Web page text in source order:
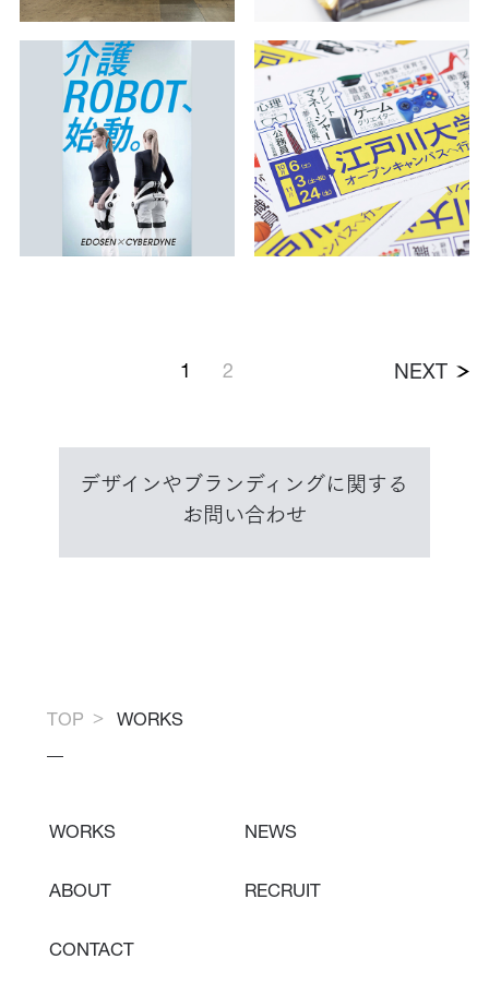
1 2 NEXT
デザインやブランディングに関する
お問い合わせ
TOP WORKS
WORKS NEWS
ABOUT RECRUIT
CONTACT